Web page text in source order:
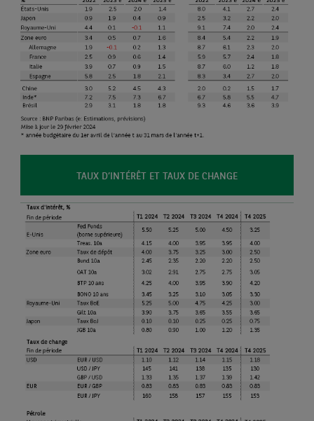
TAUX D’INTÉRÊT ET TAUX DE CHANGE